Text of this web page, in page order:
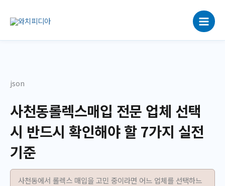
로
json
사천동롤렉스매입 전문 업체 선택
시 반드시 확인해야 할 7가지 실전
기준
사천동에서 롤렉스 매입을 고민 중이라면 어느 업체를 선택하느